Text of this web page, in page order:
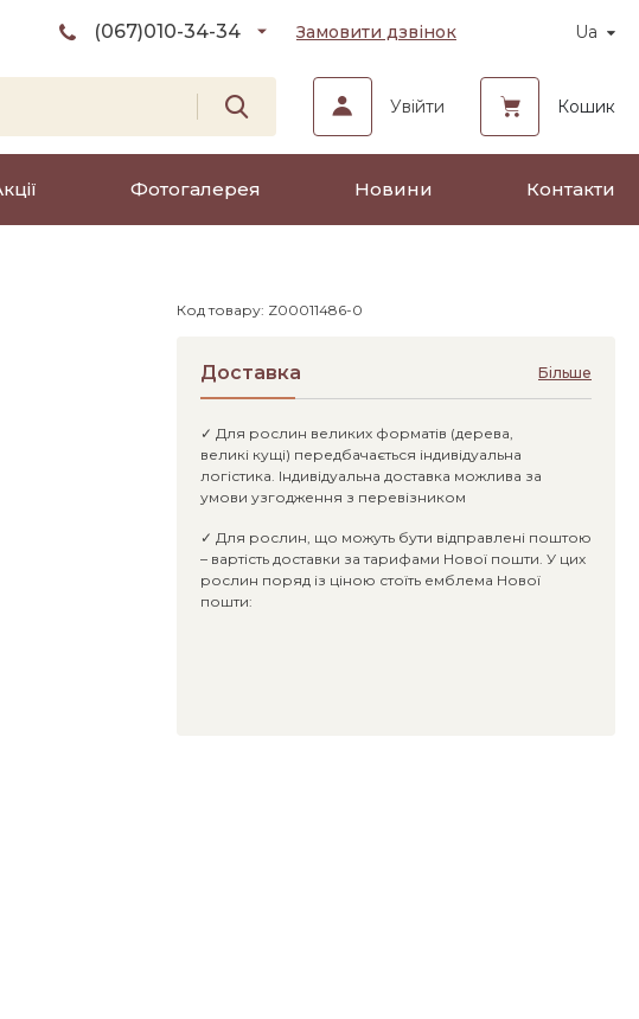
(067)010-34-34 Замовити дзвінок Ua
Увійти Кошик
Фотогалерея Новини Контакти
Код товару: Z00011486-0
Доставка Більше
✓ Для рослин великих форматів (дерева,
великі кущі) передбачається індивідуальна
логістика. Індивідуальна доставка можлива за
умови узгодження з перевізником
✓ Для рослин, що можуть бути відправлені поштою
– вартість доставки за тарифами Нової пошти. У цих
рослин поряд із ціною стоїть емблема Нової
пошти: